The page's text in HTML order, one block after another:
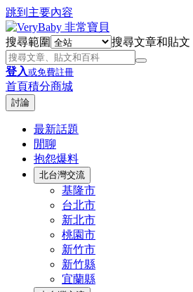
跳到主要內容
搜尋範圍 搜尋文章和貼文
登入或免費註冊
首頁積分商城
討論
最新話題
閒聊
抱怨爆料
北台灣交流
基隆市
台北市
新北市
桃園市
新竹市
新竹縣
宜蘭縣